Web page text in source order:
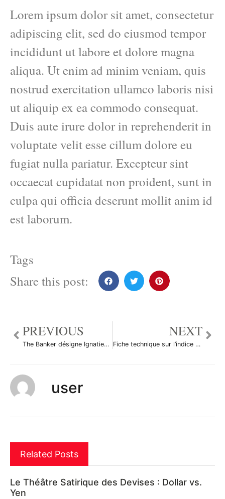
Lorem ipsum dolor sit amet, consectetur
adipiscing elit, sed do eiusmod tempor
incididunt ut labore et dolore magna
aliqua. Ut enim ad minim veniam, quis
nostrud exercitation ullamco laboris nisi
ut aliquip ex ea commodo consequat.
Duis aute irure dolor in reprehenderit in
voluptate velit esse cillum dolore eu
fugiat nulla pariatur. Excepteur sint
occaecat cupidatat non proident, sunt in
culpa qui officia deserunt mollit anim id
est laborum.
Tags
Share this post:
PREVIOUS
The Banker désigne Ignatiev meilleur gouverneur central européen
NEXT
Fiche technique sur l’indice Halifax du Royaume-Uni
user
Related Posts
Le Théâtre Satirique des Devises : Dollar vs.
Yen